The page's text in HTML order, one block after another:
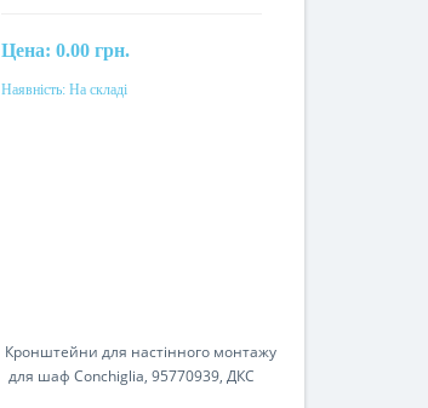
Цена: 0.00 грн.
Купити
Наявність: На складі